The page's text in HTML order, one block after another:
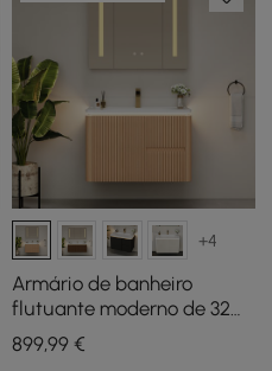
+4
Armário de banheiro
flutuante moderno de 32
polegadas com pia, luz
LED, amplo
899,99€